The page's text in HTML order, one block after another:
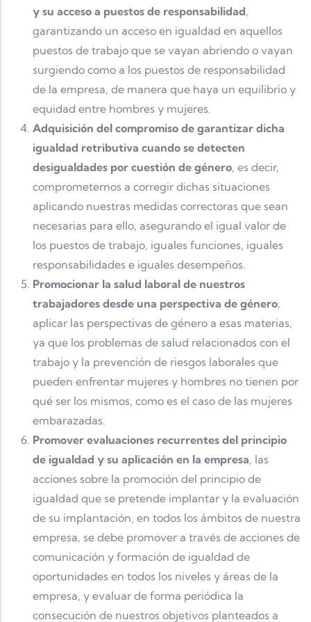
y su acceso a puestos de responsabilidad,
garantizando un acceso en igualdad en aquellos
puestos de trabajo que se vayan abriendo o vayan
surgiendo como a los puestos de responsabilidad
de la empresa, de manera que haya un equilibrio y
equidad entre hombres y mujeres.
Adquisición del compromiso de garantizar dicha
igualdad retributiva cuando se detecten
desigualdades por cuestión de género, es decir,
comprometernos a corregir dichas situaciones
aplicando nuestras medidas correctoras que sean
necesarias para ello, asegurando el igual valor de
los puestos de trabajo, iguales funciones, iguales
responsabilidades e iguales desempeños.
Promocionar la salud laboral de nuestros
trabajadores desde una perspectiva de género,
aplicar las perspectivas de género a esas materias,
ya que los problemas de salud relacionados con el
trabajo y la prevención de riesgos laborales que
pueden enfrentar mujeres y hombres no tienen por
qué ser los mismos, como es el caso de las mujeres
embarazadas.
Promover evaluaciones recurrentes del principio
de igualdad y su aplicación en la empresa, las
acciones sobre la promoción del principio de
igualdad que se pretende implantar y la evaluación
de su implantación, en todos los ámbitos de nuestra
empresa, se debe promover a través de acciones de
comunicación y formación de igualdad de
oportunidades en todos los niveles y áreas de la
empresa, y evaluar de forma periódica la
consecución de nuestros objetivos planteados a